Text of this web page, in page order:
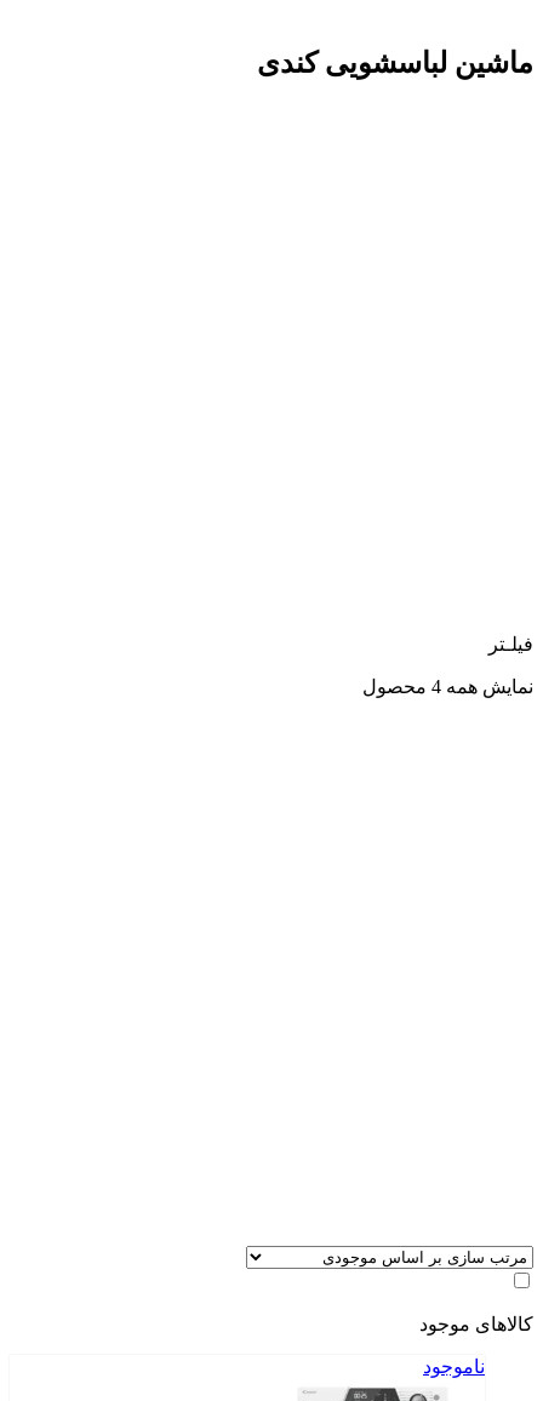
ماشین لباسشویی کندی
فیلـتر
نمایش همه 4 محصول
کالاهای موجود
ناموجود